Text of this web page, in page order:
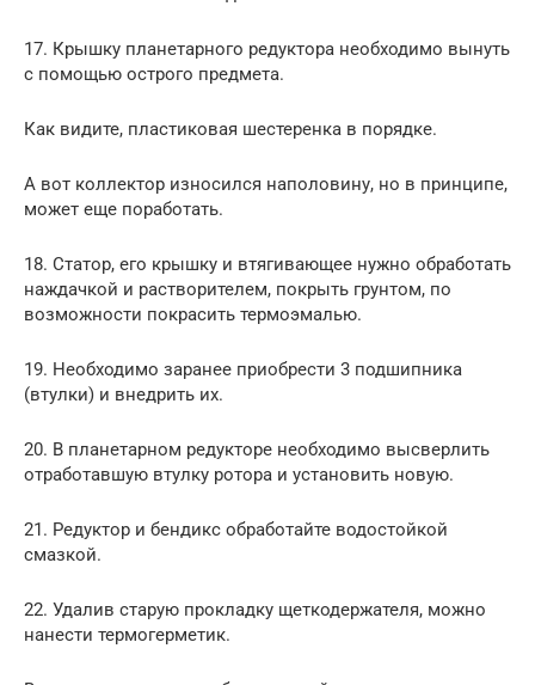
17. Крышку планетарного редуктора необходимо вынуть
с помощью острого предмета.
Как видите, пластиковая шестеренка в порядке.
А вот коллектор износился наполовину, но в принципе,
может еще поработать.
18. Статор, его крышку и втягивающее нужно обработать
наждачкой и растворителем, покрыть грунтом, по
возможности покрасить термоэмалью.
19. Необходимо заранее приобрести 3 подшипника
(втулки) и внедрить их.
20. В планетарном редукторе необходимо высверлить
отработавшую втулку ротора и установить новую.
21. Редуктор и бендикс обработайте водостойкой
смазкой.
22. Удалив старую прокладку щеткодержателя, можно
нанести термогерметик.